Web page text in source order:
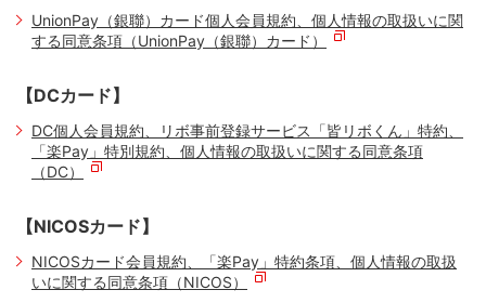
UnionPay（銀聯）カード個人会員規約、個人情報の取扱いに関
する同意条項（UnionPay（銀聯）カード）
【DCカード】
DC個人会員規約、リボ事前登録サービス「皆リボくん」特約、
「楽Pay」特別規約、個人情報の取扱いに関する同意条項
（DC）
【NICOSカード】
NICOSカード会員規約、「楽Pay」特約条項、個人情報の取扱
いに関する同意条項（NICOS）